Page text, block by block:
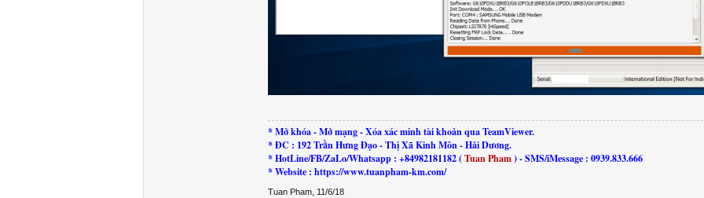
* Mở khóa - Mở mạng - Xóa xác minh tài khoản qua TeamViewer.
* ĐC : 192 Trần Hưng Đạo - Thị Xã Kinh Môn - Hải Dương.
* HotLine/FB/ZaLo/Whatsapp : +84982181182 (Tuan Pham) - SMS/iMessage : 0939.833.666
* Website : https://www.tuanpham-km.com/
Tuan Pham 11/6/18